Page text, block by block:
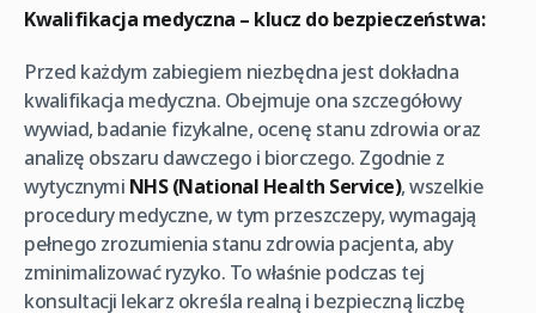
Kwalifikacja medyczna – klucz do bezpieczeństwa:
Przed każdym zabiegiem niezbędna jest dokładna
kwalifikacja medyczna. Obejmuje ona szczegółowy
wywiad, badanie fizykalne, ocenę stanu zdrowia oraz
analizę obszaru dawczego i biorczego. Zgodnie z
wytycznymi NHS (National Health Service), wszelkie
procedury medyczne, w tym przeszczepy, wymagają
pełnego zrozumienia stanu zdrowia pacjenta, aby
zminimalizować ryzyko. To właśnie podczas tej
konsultacji lekarz określa realną i bezpieczną liczbę